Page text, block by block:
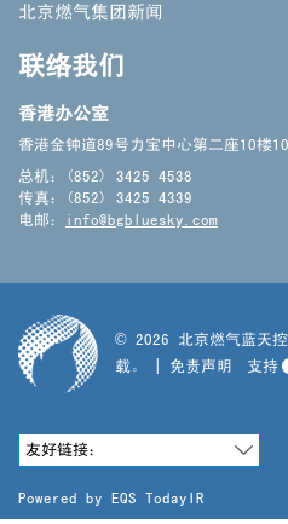
北京燃气集团新闻
联络我们
香港办公室
香港金钟道89号力宝中心第二座10楼
总机：(852) 3425 4538
传真：(852) 3425 4339
电邮：
info@bgbluesky.com
© 2026 北京燃气蓝天
载。
免责声明 支持
友好链接：
Powered by EQS TodayIR